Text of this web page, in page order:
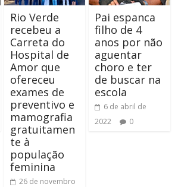
Rio Verde
recebeu a
Carreta do
Hospital de
Amor que
ofereceu
exames de
preventivo e
mamografia
gratuitamen
te à
população
feminina
26 de novembro
Pai espanca
filho de 4
anos por não
aguentar
choro e ter
de buscar na
escola
6 de abril de
2022
0